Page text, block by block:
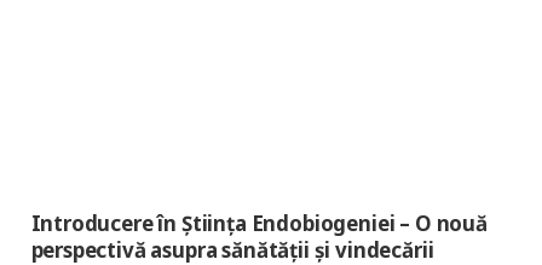
Introducere în Știința Endobiogeniei – O nouă
perspectivă asupra sănătății și vindecării